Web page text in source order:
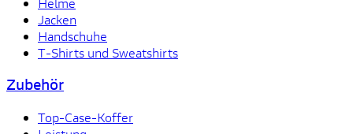
Jacken
Handschuhe
T-Shirts und Sweatshirts
Zubehör
Top-Case-Koffer